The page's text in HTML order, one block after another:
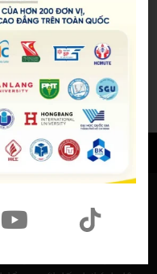
công nhận là
sĩ
2026
ENGLISH CENTER